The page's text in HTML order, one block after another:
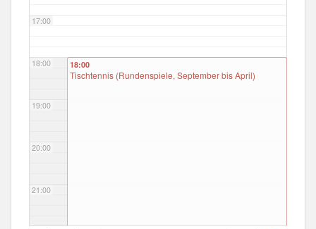
17:00
18:00
19:00
20:00
21:00
18:00
Tischtennis (Rundenspiele, September bis April)